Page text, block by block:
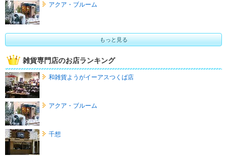
アクア・ブルーム
もっと見る
雑貨専門店のお店ランキング
和雑貨ようがイーアスつくば店
アクア・ブルーム
千想